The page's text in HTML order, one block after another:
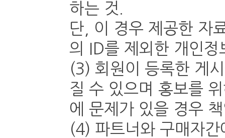
하는 것.
단, 이 경우 제공한 자
의 ID를 제외한 개인
(3) 회원이 등록한 게
질 수 있으며 홍보를
에 문제가 있을 경우
(4) 파트너와 구매자